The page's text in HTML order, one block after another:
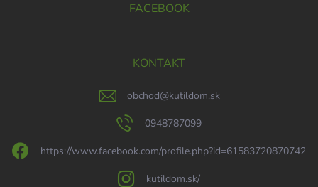
FACEBOOK
KONTAKT
obchod@kutildom.sk
0948787099
https://www.facebook.com/profile.php?id=61583720870742
kutildom.sk/